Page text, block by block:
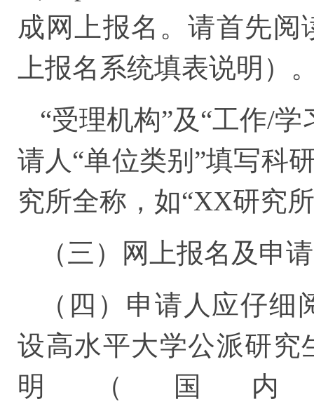
成网上报名。请首先
上报名系统填表说明）
“受理机构”及“工作/
请人“单位类别”填写科
究所全称，如“XX研究
（三）网上报名及申
（四）申请人应仔
设高水平大学公派研究
明（国